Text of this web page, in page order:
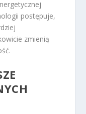
postępuje,
zmienią